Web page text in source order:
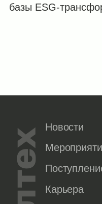
базы ESG-
Новости
Карьера